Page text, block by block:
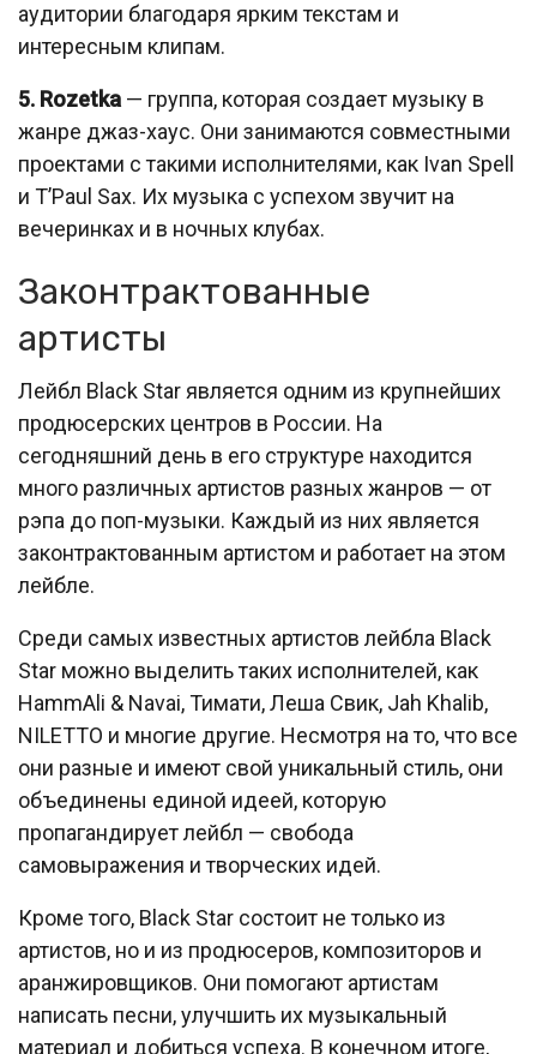
аудитории благодаря ярким текстам и
интересным клипам.
5. Rozetka— группа, которая создает музыку в
жанре джаз-хаус. Они занимаются совместными
проектами с такими исполнителями, как Ivan Spell
и T’Paul Sax. Их музыка с успехом звучит на
вечеринках и в ночных клубах.
Законтрактованные
артисты
Лейбл Black Star является одним из крупнейших
продюсерских центров в России. На
сегодняшний день в его структуре находится
много различных артистов разных жанров — от
рэпа до поп-музыки. Каждый из них является
законтрактованным артистом и работает на этом
лейбле.
Среди самых известных артистов лейбла Black
Star можно выделить таких исполнителей, как
HammAli & Navai, Тимати, Леша Свик, Jah Khalib,
NILETTO и многие другие. Несмотря на то, что все
они разные и имеют свой уникальный стиль, они
объединены единой идеей, которую
пропагандирует лейбл — свобода
самовыражения и творческих идей.
Кроме того, Black Star состоит не только из
артистов, но и из продюсеров, композиторов и
аранжировщиков. Они помогают артистам
написать песни, улучшить их музыкальный
материал и добиться успеха. В конечном итоге,